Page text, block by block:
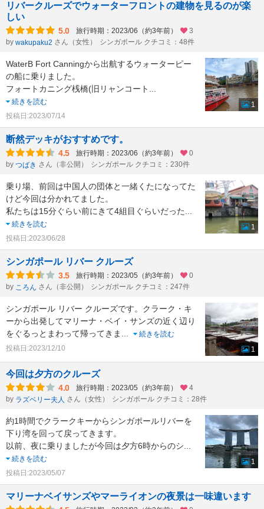
リバークルーズでウォーターフロントの建物を見るのが楽
しい
5.0 旅行時期：2023/06（約3年前）
3
by wakupaku2 さん（女性） シンガポール クチコミ：48件
WaterB Fort Canningから出航するウォーターピー
の船に乗りました。
フォートカニング桟橋(旧リャンコート
続きを読む
投稿日:2023/07/14
1
断然デッキがおすすめです。
4.5 旅行時期：2023/06（約3年前）
0
by つばき さん（非公開） シンガポール クチコミ：230件
乗り場、前回は中国人の団体と一緒くたになってた
けど今回は分かれてました。
私たちは15分ぐらい前にきて4組目ぐらいだった
続きを読む
投稿日:2023/06/28
1
シンガポール リバー クルーズ
3.5 旅行時期：2023/05（約3年前）
0
by ころん さん（非公開） シンガポール クチコミ：247件
シンガポール リバー クルーズです。クラーク・キ
ーから出発してマリーナ・ベイ・サンズの近く辺り
をぐるっとまわって帰ってきま
続きを読む
投稿日:2023/12/10
1
今回は夕方のクルーズ
4.0 旅行時期：2023/05（約3年前）
4
by ラズベリー夫人 さん（女性） シンガポール クチコミ：28件
約1時間でクラークキーからシンガポールリバーを
下り湾を回って戻ってきます。
以前、夜に乗りましたが今回は夕方6時からのシ
続きを読む
投稿日:2023/05/07
1
マリーナベイサンズやマーライオンの夜景は一味違います